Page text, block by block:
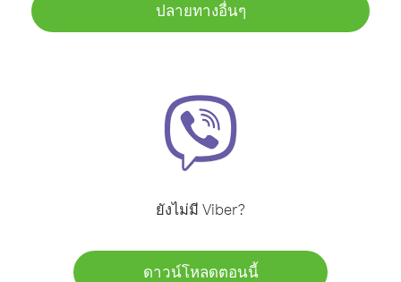
ปลายทางอื่นๆ
ยังไม่มี Viber?
ดาวน์โหลดตอนนี้